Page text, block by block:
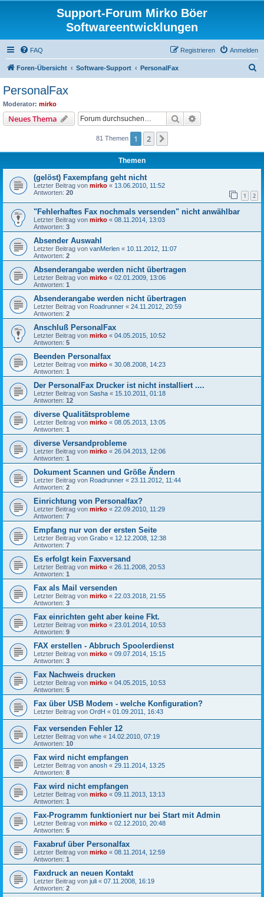
Support-Forum Mirko Böer
Softwareentwicklungen
FAQ Anmelden
Registrieren
Foren-Übersicht Software-Support PersonalFax
PersonalFax
Moderator: mirko
Neues Thema Suche
81 Themen 1 2
Themen
(gelöst) Faxempfang geht nicht
Letzter Beitrag von mirko « 13.06.2010, 11:52
Antworten: 20 1 2
"Fehlerhaftes Fax nochmals versenden" nicht anwählbar
Letzter Beitrag von mirko « 08.11.2014, 13:03
Antworten: 3
Absender Auswahl
Letzter Beitrag von vanMerlen « 10.11.2012, 11:07
Antworten: 2
Absenderangabe werden nicht übertragen
Letzter Beitrag von mirko « 02.01.2009, 13:06
Antworten: 1
Absenderangabe werden nicht übertragen
Letzter Beitrag von Roadrunner « 24.11.2012, 20:59
Antworten: 2
Anschluß PersonalFax
Letzter Beitrag von mirko « 04.05.2015, 10:52
Antworten: 5
Beenden Personalfax
Letzter Beitrag von mirko « 30.08.2008, 14:23
Antworten: 1
Der PersonalFax Drucker ist nicht installiert ....
Letzter Beitrag von Sasha « 15.10.2011, 01:18
Antworten: 12
diverse Qualitätsprobleme
Letzter Beitrag von mirko « 08.05.2013, 13:05
Antworten: 1
diverse Versandprobleme
Letzter Beitrag von mirko « 26.04.2013, 12:06
Antworten: 1
Dokument Scannen und Größe Ändern
Letzter Beitrag von Roadrunner « 23.11.2012, 11:44
Antworten: 2
Einrichtung von Personalfax?
Letzter Beitrag von mirko « 22.09.2010, 11:29
Antworten: 7
Empfang nur von der ersten Seite
Letzter Beitrag von Grabo « 12.12.2008, 12:38
Antworten: 7
Es erfolgt kein Faxversand
Letzter Beitrag von mirko « 26.11.2008, 20:53
Antworten: 1
Fax als Mail versenden
Letzter Beitrag von mirko « 22.03.2018, 21:55
Antworten: 3
Fax einrichten geht aber keine Fkt.
Letzter Beitrag von mirko « 23.01.2014, 10:53
Antworten: 9
FAX erstellen - Abbruch Spoolerdienst
Letzter Beitrag von mirko « 09.07.2014, 15:15
Antworten: 3
Fax Nachweis drucken
Letzter Beitrag von mirko « 04.05.2015, 10:53
Antworten: 5
Fax über USB Modem - welche Konfiguration?
Letzter Beitrag von OrdH « 01.09.2011, 16:43
Fax versenden Fehler 12
Letzter Beitrag von whe « 14.02.2010, 07:19
Antworten: 10
Fax wird nicht empfangen
Letzter Beitrag von anosh « 29.11.2014, 13:25
Antworten: 8
Fax wird nicht empfangen
Letzter Beitrag von mirko « 09.11.2013, 13:13
Antworten: 1
Fax-Programm funktioniert nur bei Start mit Admin
Letzter Beitrag von mirko « 02.12.2010, 20:48
Antworten: 5
Faxabruf über Personalfax
Letzter Beitrag von mirko « 08.11.2014, 12:59
Antworten: 1
Faxdruck an neuen Kontakt
Letzter Beitrag von juli « 07.11.2008, 16:19
Antworten: 2